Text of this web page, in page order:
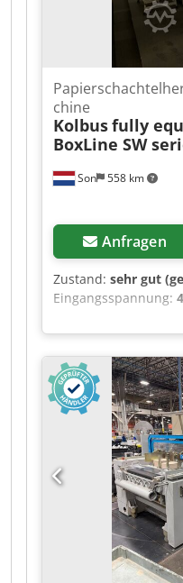
Son 558 km
chine
Kolbusfully
BoxLine SW
Anfragen
Zustand: sehr gut
Eingangsspannung:
Boxline –
festen
Ausgezeichneter
Cantobox / Boxline,
ausgestattete
kürzlich erworben
technischen und
Anlage ist für die
Produktion von
Schutzhüllen